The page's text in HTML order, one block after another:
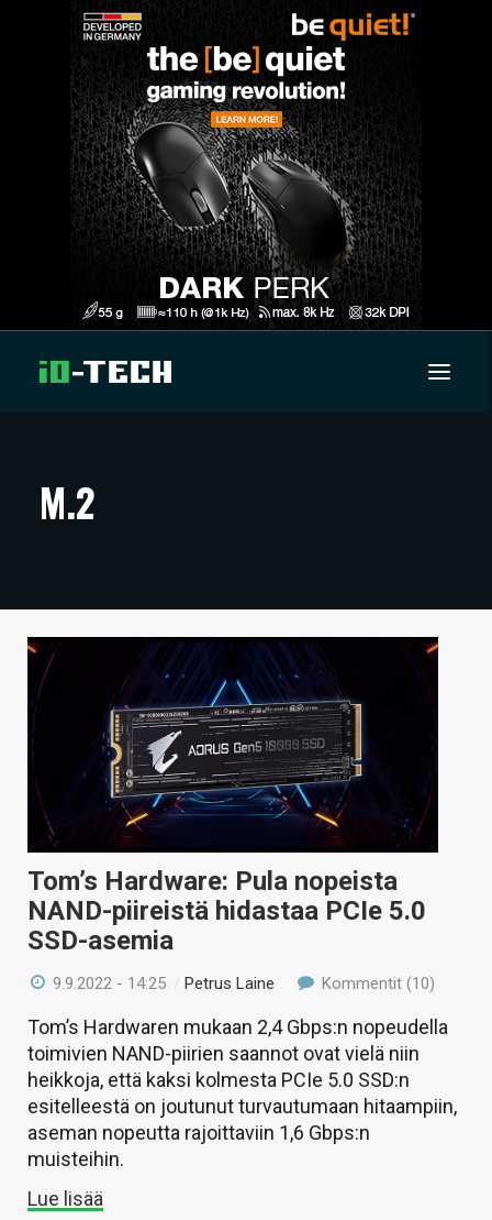
ARTIKKELIT
TECHBBS
TIETOA
HINTA.FI
KAUPPA
VAIHDA TEEMA
HAKU
M.2
Tom’s Hardware: Pula nopeista
NAND-piireistä hidastaa PCIe 5.0
SSD-asemia
9.9.2022 - 14:25 /Petrus Laine Kommentit (10)
Tom’s Hardwaren mukaan 2,4 Gbps:n nopeudella
toimivien NAND-piirien saannot ovat vielä niin
heikkoja, että kaksi kolmesta PCIe 5.0 SSD:n
esitelleestä on joutunut turvautumaan hitaampiin,
aseman nopeutta rajoittaviin 1,6 Gbps:n
muisteihin.
Lue lisää